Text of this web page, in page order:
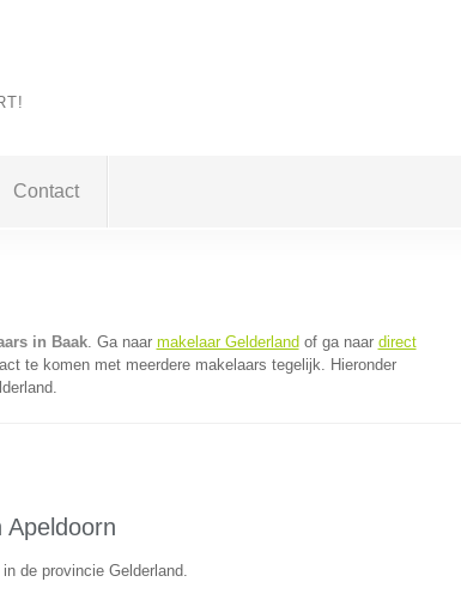
Contact
in Baak. Ga naar makelaar Gelderland of ga naar direct
te komen met meerdere makelaars tegelijk. Hieronder
Apeldoorn
de provincie Gelderland.